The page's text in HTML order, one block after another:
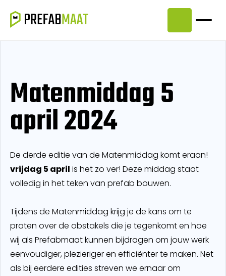
Matenmiddag 5
april 2024
De derde editie van de Matenmiddag komt eraan!
vrijdag 5 april is het zo ver! Deze middag staat
volledig in het teken van prefab bouwen.
Tijdens de Matenmiddag krijg je de kans om te
praten over de obstakels die je tegenkomt en hoe
wij als Prefabmaat kunnen bijdragen om jouw werk
eenvoudiger, plezieriger en efficiënter te maken. Net
als bij eerdere edities streven we ernaar om